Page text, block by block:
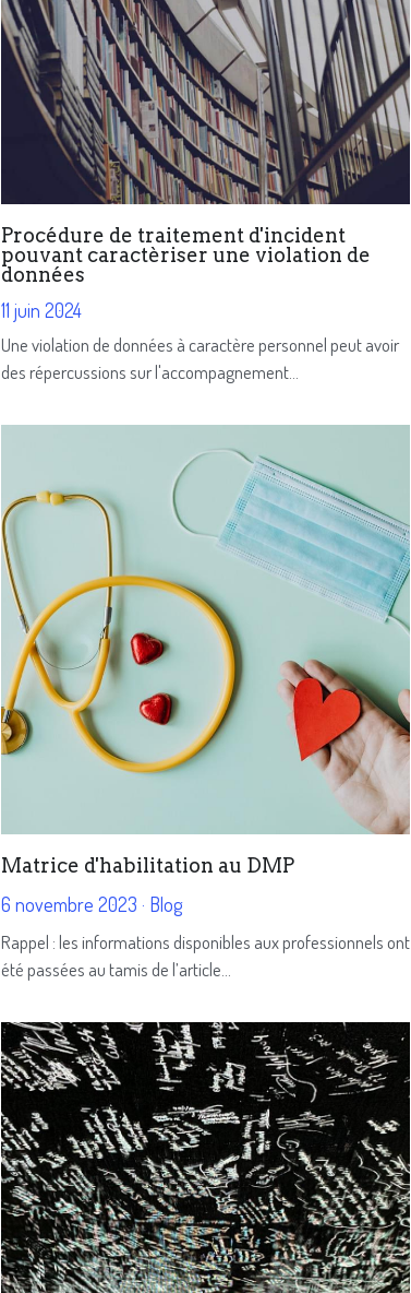
Procédure de traitement d'incident
pouvant caractèriser une violation de
données
11 juin 2024
Une violation de données à caractère personnel peut avoir
des répercussions sur l'accompagnement...
Matrice d'habilitation au DMP
6 novembre 2023 · Blog
Rappel : les informations disponibles aux professionnels ont
été passées au tamis de l’article...